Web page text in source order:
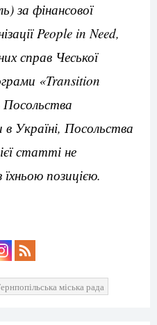
за фінансової
People in Need,
справ Чеської
«Transition
в Україні, Посольства
статті не
їхньою позицією.
міська рада